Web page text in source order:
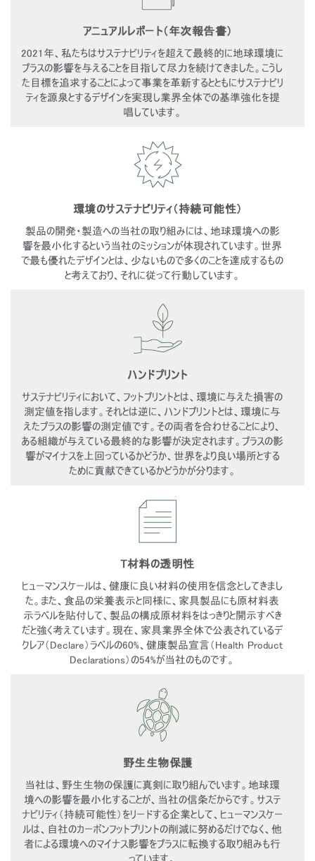
サインイン アカウント作成
アニュアルレポート（年次報告書）
2021年、私たちはサステナビリティを超えて最終的に地球環境に
プラスの影響を与えることを目指して尽力を続けてきました。こうし
た目標を追求することによって事業を革新するとともにサステナビリ
ティを源泉とするデザインを実現し業界全体での基準強化を提
唱しています。
環境のサステナビリティ（持続可能性）
製品の開発・製造への当社の取り組みには、地球環境への影
響を最小化するという当社のミッションが体現されています。世界
で最も優れたデザインとは、少ないもので多くのことを達成するもの
と考えており、それに従って行動しています。
ハンドプリント
サステナビリティにおいて、フットプリントとは、環境に与えた損害の
測定値を指します。それとは逆に、ハンドプリントとは、環境に与
えたプラスの影響の測定値です。その両者を合わせることにより、
ある組織が与えている最終的な影響が決定されます。プラスの影
響がマイナスを上回っているかどうか、世界をより良い場所とする
ために貢献できているかどうかが分ります。
T材料の透明性
ヒューマンスケールは、健康に良い材料の使用を信念としてきまし
た。また、食品の栄養表示と同様に、家具製品にも原材料表
示ラベルを貼付して、製品の構成原材料をはっきりと開示すべき
だと強く考えています。現在、家具業界全体で公表されているデ
クレア（Declare）ラベルの60%、健康製品宣言（Health Product
Declarations）の54%が当社のものです。
野生生物保護
当社は、野生生物の保護に真剣に取り組んでいます。地球環
境への影響を最小化することが、当社の信条だからです。サステ
ナビリティ（持続可能性）をリードする企業として、ヒューマンスケー
ルは、自社のカーボンフットプリントの削減に努めるだけでなく、他
者による環境へのマイナス影響をプラスに転換する取り組みも行
っています。